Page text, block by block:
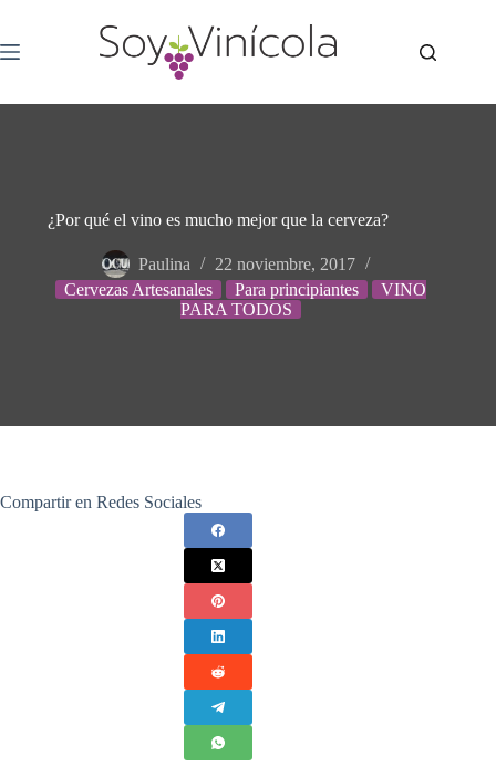
¿Por qué el vino es mucho mejor que la cerveza?
Paulina
22 noviembre, 2017
Cervezas Artesanales
Para principiantes
VINO
PARA TODOS
Compartir en Redes Sociales